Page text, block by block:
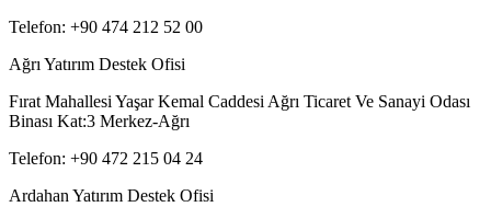
Telefon: +90 474 212 52 00
Ağrı Yatırım Destek Ofisi
Fırat Mahallesi Yaşar Kemal Caddesi Ağrı Ticaret Ve Sanayi Odası
Binası Kat:3 Merkez-Ağrı
Telefon: +90 472 215 04 24
Ardahan Yatırım Destek Ofisi